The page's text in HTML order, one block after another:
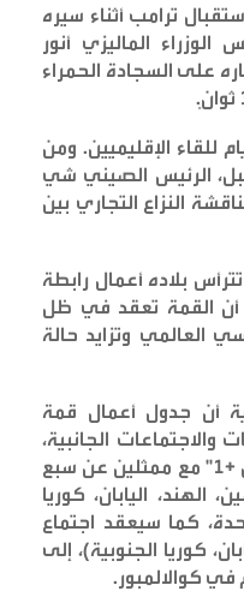
ترامب أثناء سيره
الماليزي أنور
على السجادة الحمراء
.
للقاء الإقليميين. ومن
الرئيس الصيني شي
النزاع التجاري بين
بلاده أعمال رابطة
أن القمة تعقد في ظل
العالمي وتزايد حالة
أن جدول أعمال قمة
الجانبية،
من بينها لقاءات بصيغة "آسيان +1" مع ممثلين عن سبع
الهند، اليابان، كوريا
كما سيعقد اجتماع
اليابان، كوريا الجنوبية)، إلى
كوالالمبور.